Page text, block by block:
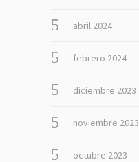
abril 2024
febrero 2024
diciembre 2023
noviembre 2023
octubre 2023